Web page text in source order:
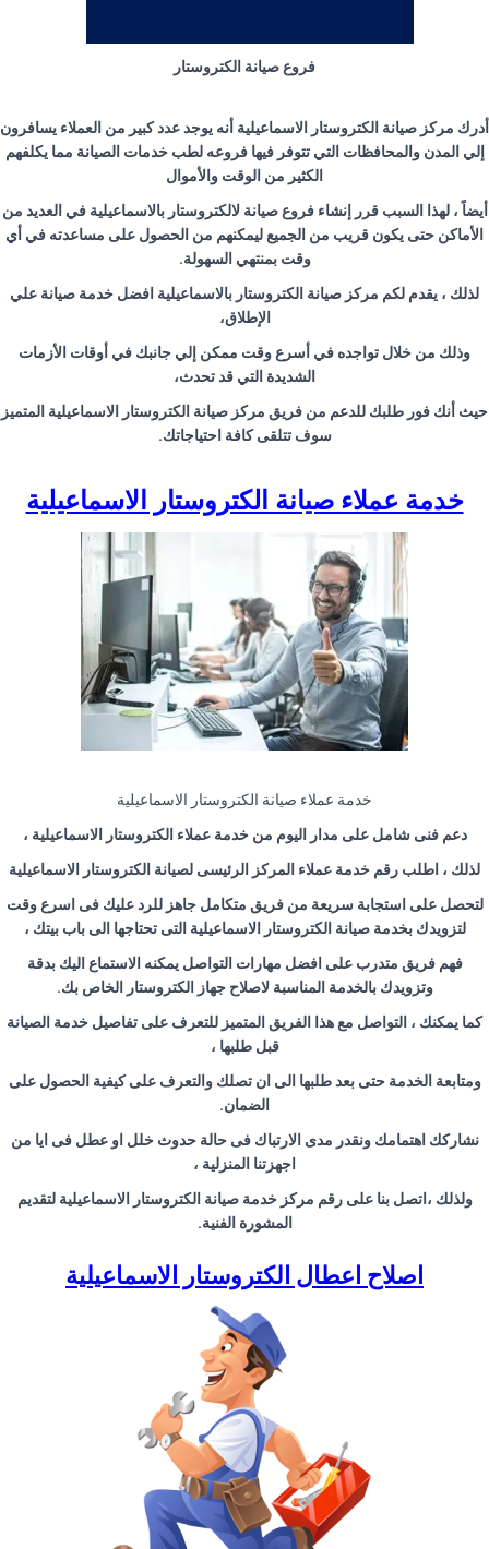
فروع صيانة الكتروستار
أدرك مركز صيانة الكتروستار الاسماعيلية أنه يوجد عدد كبير من العملاء يسافرون
إلي المدن والمحافظات التي تتوفر فيها فروعه لطب خدمات الصيانة مما يكلفهم
الكثير من الوقت والأموال
أيضاً ، لهذا السبب قرر إنشاء فروع صيانة لالكتروستار بالاسماعيلية في العديد من
الأماكن حتى يكون قريب من الجميع ليمكنهم من الحصول على مساعدته في أي
وقت بمنتهي السهولة.
لذلك ، يقدم لكم مركز صيانة الكتروستار بالاسماعيلية افضل خدمة صيانة علي
الإطلاق،
وذلك من خلال تواجده في أسرع وقت ممكن إلي جانبك في أوقات الأزمات
الشديدة التي قد تحدث،
حيث أنك فور طلبك للدعم من فريق مركز صيانة الكتروستار الاسماعيلية المتميز
سوف تتلقى كافة احتياجاتك.
خدمة عملاء صيانة الكتروستار الاسماعيلية
خدمة عملاء صيانة الكتروستار الاسماعيلية
دعم فنى شامل على مدار اليوم من خدمة عملاء الكتروستار الاسماعيلية ،
لذلك ، اطلب رقم خدمة عملاء المركز الرئيسى لصيانة الكتروستار الاسماعيلية
لتحصل على استجابة سريعة من فريق متكامل جاهز للرد عليك فى اسرع وقت
لتزويدك بخدمة صيانة الكتروستار الاسماعيلية التى تحتاجها الى باب بيتك ،
فهم فريق متدرب على افضل مهارات التواصل يمكنه الاستماع اليك بدقة
وتزويدك بالخدمة المناسبة لاصلاح جهاز الكتروستار الخاص بك.
كما يمكنك ، التواصل مع هذا الفريق المتميز للتعرف على تفاصيل خدمة الصيانة
قبل طلبها ،
ومتابعة الخدمة حتى بعد طلبها الى ان تصلك والتعرف على كيفية الحصول على
الضمان.
نشاركك اهتمامك ونقدر مدى الارتباك فى حالة حدوث خلل او عطل فى ايا من
اجهزتنا المنزلية ،
ولذلك ،اتصل بنا على رقم مركز خدمة صيانة الكتروستار الاسماعيلية لتقديم
المشورة الفنية.
اصلاح اعطال الكتروستار الاسماعيلية